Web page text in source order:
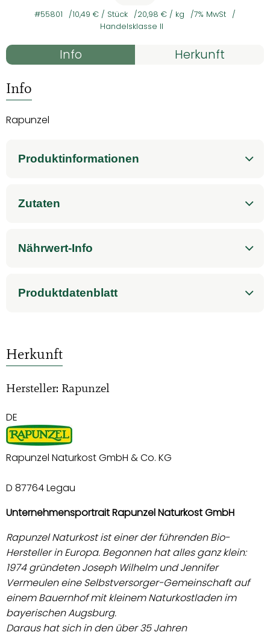
#55801 10,49 € / Stück 20,98 € / kg
7% MwSt
Handelsklasse II
Rezepte
Info Herkunft
Info
Rapunzel
Produktinformationen
Zutaten
Nährwert-Info
Produktdatenblatt
Herkunft
Hersteller: Rapunzel
DE
Rapunzel Naturkost GmbH & Co. KG
D 87764 Legau
Unternehmensportrait Rapunzel Naturkost GmbH
Rapunzel Naturkost ist einer der führenden Bio-
Hersteller in Europa. Begonnen hat alles ganz klein:
1974 gründeten Joseph Wilhelm und Jennifer
Vermeulen eine Selbstversorger-Gemeinschaft auf
einem Bauernhof mit kleinem Naturkostladen im
bayerischen Augsburg.
Daraus hat sich in den über 35 Jahren